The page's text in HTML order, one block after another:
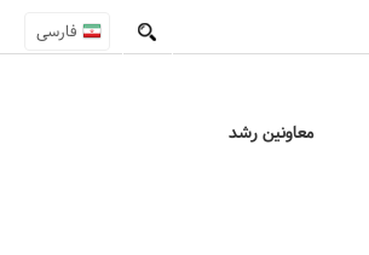
فارسی
معاونین رشد